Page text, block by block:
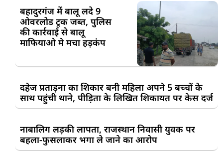
बहादुरगंज में बालू लदे 9
ओवरलोड ट्रक जब्त, पुलिस
की कार्रवाई से बालू
माफियाओ मे मचा हड़कंप
दहेज प्रताड़ना का शिकार बनी महिला अपने 5 बच्चों के
साथ पहुंची थाने, पीड़िता के लिखित शिकायत पर केस दर्ज
नाबालिग लड़की लापता, राजस्थान निवासी युवक पर
बहला-फुसलाकर भगा ले जाने का आरोप